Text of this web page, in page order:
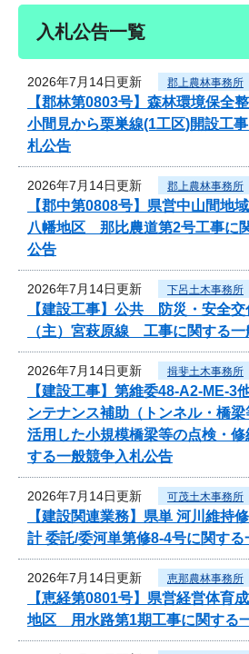
入札公告一覧
2026年7月14日更新 郡上農林事務所
【郡林第0803号】森林環境保
小間見から栗巣線(1工区)開設工
札公告
2026年7月14日更新 郡上農林事務所
【郡中第0808号】県営中山間地
八幡地区 那比農道第2号工事に
公告
2026年7月14日更新 下呂土木事務所
【建設工事】公共 防災・安全交
（主）宮萩原線 工事に関する
2026年7月14日更新 揖斐土木事務所
【建設工事】第維委48-A2-
ンテナンス補助（トンネル・橋
活用した小規模橋梁等の点検・
する一般競争入札公告
2026年7月14日更新 可茂土木事務所
【建設関連業務】県単 河川維持
計 委託/委河単第修8-4号に関す
2026年7月14日更新 恵那農林事務所
【恵経第0801号】県営経営体
地区 用水路第1期工事に関する